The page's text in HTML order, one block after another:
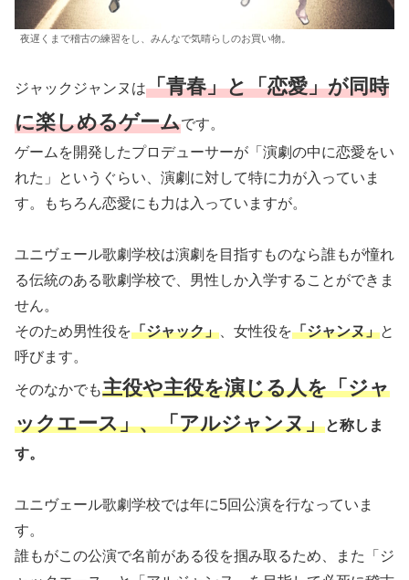
夜遅くまで稽古の練習をし、みんなで気晴らしのお買い物。
ジャックジャンヌは「青春」と「恋愛」が同時
に楽しめるゲームです。
ゲームを開発したプロデューサーが「演劇の中に恋愛をい
れた」というぐらい、演劇に対して特に力が入っていま
す。もちろん恋愛にも力は入っていますが。
ユニヴェール歌劇学校は演劇を目指すものなら誰もが憧れ
る伝統のある歌劇学校で、男性しか入学することができま
せん。
そのため男性役を「ジャック」 、女性役を「ジャンヌ」と
呼びます。
そのなかでも主役や主役を演じる人を「ジャ
ックエース」、「アルジャンヌ」と称しま
す。
ユニヴェール歌劇学校では年に5回公演を行なっていま
す。
誰もがこの公演で名前がある役を掴み取るため、また「ジ